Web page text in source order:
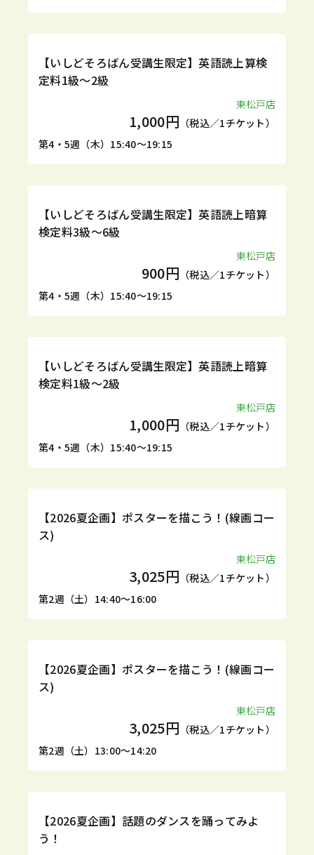
1DAY
【いしどそろばん受講生限定】英語読上算検
定料1級～2級
東松戸店
1,000円 （税込／1チケット）
第4・5週（木）15:40～19:15
1DAY
【いしどそろばん受講生限定】英語読上暗算
検定料3級～6級
東松戸店
900円 （税込／1チケット）
第4・5週（木）15:40～19:15
1DAY
【いしどそろばん受講生限定】英語読上暗算
検定料1級～2級
東松戸店
1,000円 （税込／1チケット）
第4・5週（木）15:40～19:15
1DAY
【2026夏企画】ポスターを描こう！(線画コー
ス)
東松戸店
3,025円 （税込／1チケット）
第2週（土）14:40～16:00
1DAY
【2026夏企画】ポスターを描こう！(線画コー
ス)
東松戸店
3,025円 （税込／1チケット）
第2週（土）13:00～14:20
1DAY
【2026夏企画】話題のダンスを踊ってみよ
う！